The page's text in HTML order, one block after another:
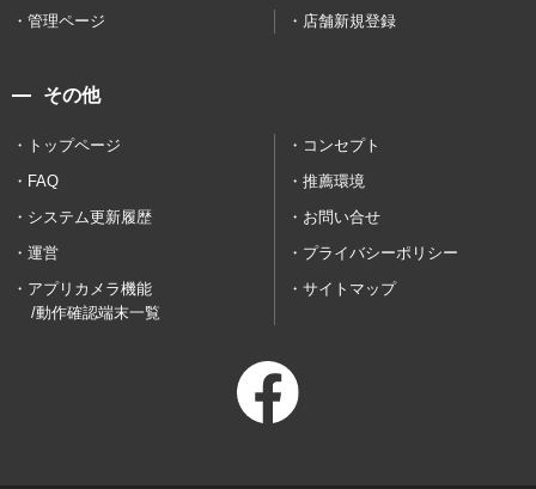
管理ページ 店舗新規登録
その他
トップページ
コンセプト
FAQ
推薦環境
システム更新履歴
お問い合せ
運営
プライバシーポリシー
アプリカメラ機能
/動作確認端末一覧
サイトマップ